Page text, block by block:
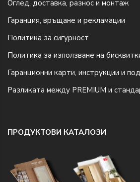
Оглед, доставка, разнос и монтаж
Гаранция, връщане и рекламации
Политика за сигурност
Политика за използване на
Гаранционни карти, инструкции и
Разликата между PREMIUM и
ПРОДУКТОВИ КАТАЛОЗИ